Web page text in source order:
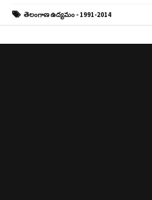
తెలంగాణ ఉద్యమం - 1991-2014